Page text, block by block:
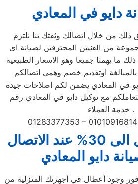
دايو في المعادي
ذلك من خلال اتصالك وثقتك بنا نلتزم
من الفنيين المحترفين لصيانة اى
ما يهمنا جميعا وهو الاسعار الطبيعية
بالمبالغة اوتقديم خصم وهمى اتصالكم
في المعادي يضمن لكم اصلاحات جيدة
مع توكيل دايو في المعادي رقم
خدمة العملاء .
01283377353 –
خصومات تصل الى 30% عند الاتصال
دايو المعادي
فور وجود أعطال في أجهزتك المنزلية من